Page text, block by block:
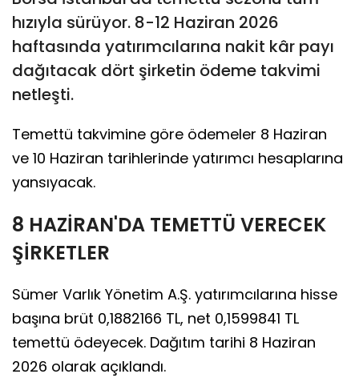
hızıyla sürüyor. 8-12 Haziran 2026
haftasında yatırımcılarına nakit kâr payı
dağıtacak dört şirketin ödeme takvimi
netleşti.
Temettü takvimine göre ödemeler 8 Haziran
ve 10 Haziran tarihlerinde yatırımcı hesaplarına
yansıyacak.
8 HAZİRAN'DA TEMETTÜ VERECEK
ŞİRKETLER
Sümer Varlık Yönetim A.Ş. yatırımcılarına hisse
başına brüt 0,1882166 TL, net 0,1599841 TL
temettü ödeyecek. Dağıtım tarihi 8 Haziran
2026 olarak açıklandı.